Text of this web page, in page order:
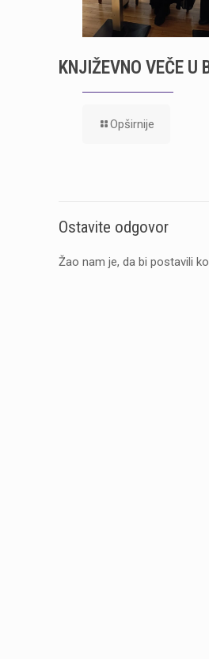
KNJIŽEVNO VEČE U
Opširnije
Ostavite odgovor
Žao nam je, da bi postavili